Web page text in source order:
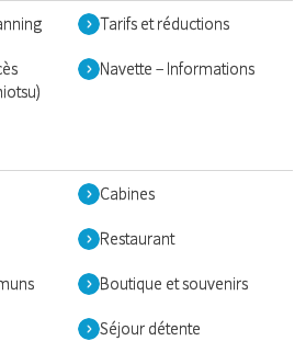
Tarifs et réductions
Navette – Informations
Cabines
Restaurant
Boutique et souvenirs
Séjour détente